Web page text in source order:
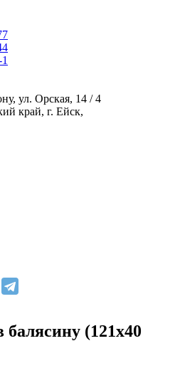
ул. Орская, 14 / 4
край, г. Ейск,
балясину (121х40